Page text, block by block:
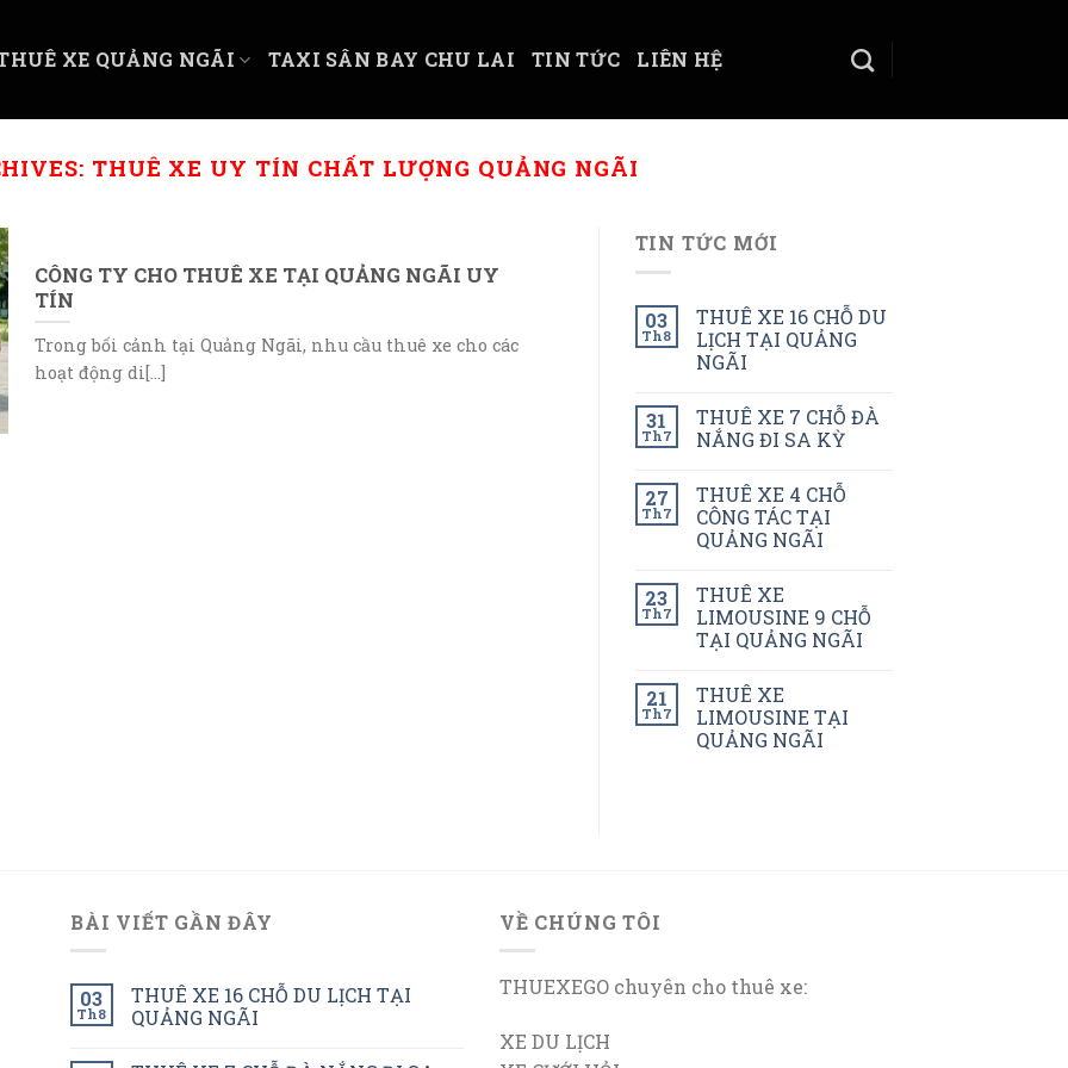
XE QUẢNG NGÃI TAXI SÂN BAY CHU LAI TIN TỨC LIÊN HỆ
THUÊ XE UY TÍN CHẤT LƯỢNG QUẢNG NGÃI
CÔNG TY CHO THUÊ XE TẠI QUẢNG NGÃI UY
TÍN
Trong bối cảnh tại Quảng Ngãi, nhu cầu thuê xe cho các
hoạt động di[...]
TIN TỨC MỚI
03
Th8
THUÊ XE 16 CHỖ DU
LỊCH TẠI QUẢNG
NGÃI
31
Th7
THUÊ XE 7 CHỖ ĐÀ
NẮNG ĐI SA KỲ
27
Th7
THUÊ XE 4 CHỖ
CÔNG TÁC TẠI
QUẢNG NGÃI
23
Th7
THUÊ XE
LIMOUSINE 9 CHỖ
TẠI QUẢNG NGÃI
21
Th7
THUÊ XE
LIMOUSINE TẠI
QUẢNG NGÃI
BÀI VIẾT GẦN ĐÂY
03
Th8
THUÊ XE 16 CHỖ DU LỊCH TẠI
QUẢNG NGÃI
VỀ CHÚNG TÔI
THUEXEGO chuyên cho thuê xe:
XE DU LỊCH